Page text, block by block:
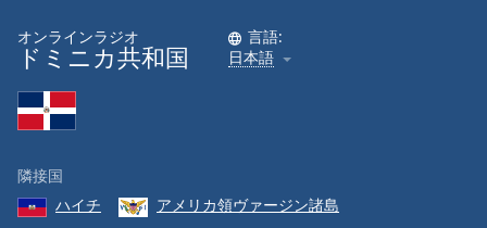
オンラインラジオ
ドミニカ共和国
言語:
日本語
隣接国
ハイチ
アメリカ領ヴァージン諸島